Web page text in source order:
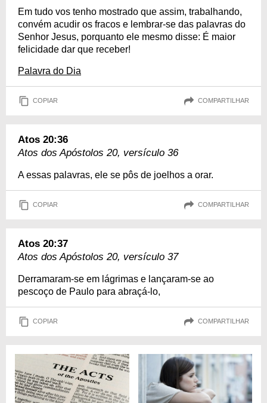
Em tudo vos tenho mostrado que assim, trabalhando,
convém acudir os fracos e lembrar-se das palavras do
Senhor Jesus, porquanto ele mesmo disse: É maior
felicidade dar que receber!
Palavra do Dia
COPIAR COMPARTILHAR
Atos 20:36
Atos dos Apóstolos 20, versículo 36
A essas palavras, ele se pôs de joelhos a orar.
COPIAR COMPARTILHAR
Atos 20:37
Atos dos Apóstolos 20, versículo 37
Derramaram-se em lágrimas e lançaram-se ao
pescoço de Paulo para abraçá-lo,
COPIAR COMPARTILHAR